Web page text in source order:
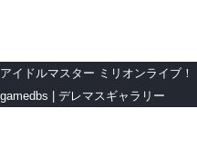
アイドルマスター ミリオンライブ！
gamedbs
デレマスギャラリー